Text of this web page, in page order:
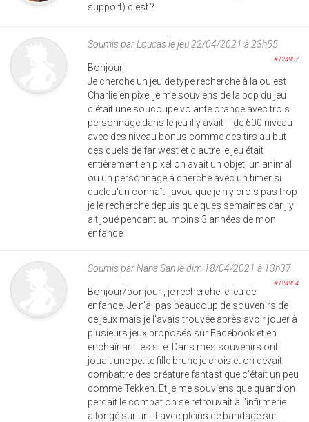
support) c'est ?
Soumis parLoucasle jeu 22/04/2021 à 23h55
#124907
Bonjour,
Je cherche un jeu de type recherche à la ou est
Charlie en pixel je me souviens de la pdp du jeu
c'était une soucoupe volante orange avec trois
personnage dans le jeu il y avait + de 600 niveau
avec des niveau bonus comme des tirs au but
des duels de far west et d'autre le jeu était
entièrement en pixel on avait un objet, un animal
ou un personnage à cherché avec un timer si
quelqu'un connaît j'avou que je n'y crois pas trop
je le recherche depuis quelques semaines car j'y
ait joué pendant au moins 3 années de mon
enfance
Soumis parNana Sanle dim 18/04/2021 à 13h37
#124904
Bonjour/bonjour , je recherche le jeu de
enfance. Je n'ai pas beaucoup de souvenirs de
ce jeux mais je l'avais trouvée après avoir jouer à
plusieurs jeux proposés sur Facebook et en
enchaînant les site. Dans mes souvenirs ont
jouait une petite fille brune je crois et on devait
combattre des créature fantastique c'était un peu
comme Tekken. Et je me souviens que quand on
perdait le combat on se retrouvait à l'infirmerie
allongé sur un lit avec pleins de bandage sur